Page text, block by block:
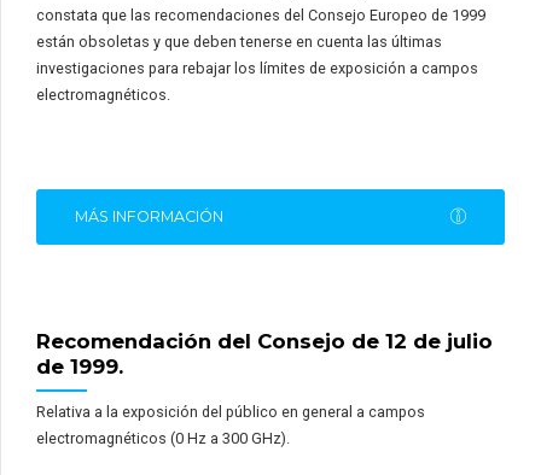
constata que las recomendaciones del Consejo Europeo de 1999
están obsoletas y que deben tenerse en cuenta las últimas
investigaciones para rebajar los límites de exposición a campos
electromagnéticos.
MÁS INFORMACIÓN
Recomendación del Consejo de 12 de julio
de 1999.
Relativa a la exposición del público en general a campos
electromagnéticos (0 Hz a 300 GHz).